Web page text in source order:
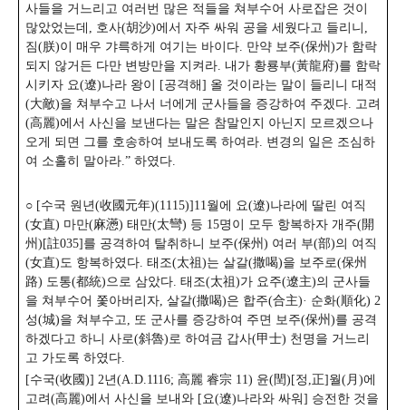
사들을 거느리고 여러번 많은 적들을 쳐부수어 사로잡은 것이
많았었는데, 호사(胡沙)에서 자주 싸워 공을 세웠다고 들리니,
짐(朕)이 매우 갸륵하게 여기는 바이다. 만약 보주(保州)가 함락
되지 않거든 다만 변방만을 지켜라. 내가 황룡부(黃龍府)를 함락
시키자 요(遼)나라 왕이 [공격해] 올 것이라는 말이 들리니 대적
(大敵)을 쳐부수고 나서 너에게 군사들을 증강하여 주겠다. 고려
(高麗)에서 사신을 보낸다는 말은 참말인지 아닌지 모르겠으나
오게 되면 그를 호송하여 보내도록 하여라. 변경의 일은 조심하
여 소홀히 말아라.” 하였다.
○ [수국 원년(收國元年)(1115)]11월에 요(遼)나라에 딸린 여직
(女直) 마만(麻懣) 태만(太彎) 등 15명이 모두 항복하자 개주(開
州)[註035]를 공격하여 탈취하니 보주(保州) 여러 부(部)의 여직
(女直)도 항복하였다. 태조(太祖)는 살갈(撒喝)을 보주로(保州
路) 도통(都統)으로 삼았다. 태조(太祖)가 요주(遼主)의 군사들
을 쳐부수어 쫓아버리자, 살갈(撒喝)은 합주(合主)· 순화(順化) 2
성(城)을 쳐부수고, 또 군사를 증강하여 주면 보주(保州)를 공격
하겠다고 하니 사로(斜魯)로 하여금 갑사(甲士) 천명을 거느리
고 가도록 하였다.
[수국(收國)] 2년(A.D.1116; 高麗 睿宗 11) 윤(閏)[정,正]월(月)에
고려(高麗)에서 사신을 보내와 [요(遼)나라와 싸워] 승전한 것을